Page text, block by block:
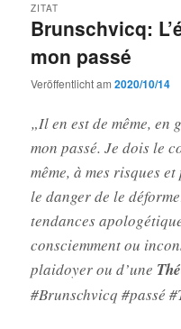
Brunschvicq:
mon passé
ZITAT
Veröffentlicht am2020/10/14
„Il en est de même,
mon passé. Je dois le
même, à mes risques
le danger de le
tendances
consciemment ou
plaidoyer ou d’une
#Brunschvicq #passé